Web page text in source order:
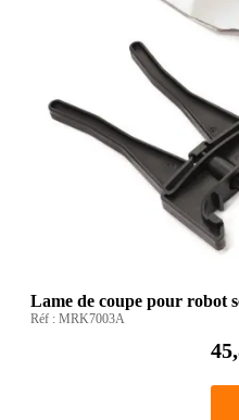
Lame de coupe pour robot
Réf : MRK7003A